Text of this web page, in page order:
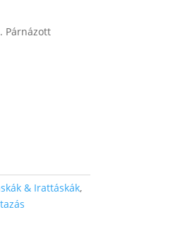
Párnázott
& Irattáskák,